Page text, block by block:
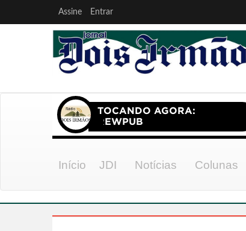
Assine Entrar
Início JDI Notícias Colunas